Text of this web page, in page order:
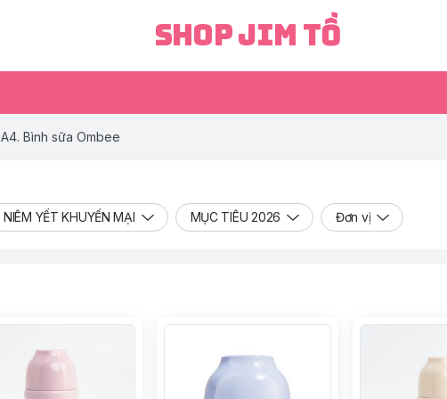
Shop Jim Tồ
A4. Bình sữa Ombee
NIÊM YẾT KHUYẾN MẠI MỤC TIÊU 2026 Đơn vị